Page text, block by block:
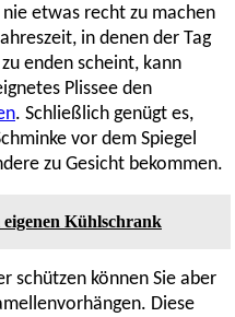
etwas recht zu machen
in denen der Tag
enden scheint, kann
Plissee den
. Schließlich genügt es,
vor dem Spiegel
zu Gesicht bekommen.
Kühlschrank
schützen können Sie aber
Diese